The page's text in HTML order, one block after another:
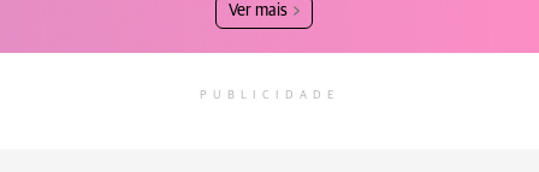
Ver mais
PUBLICIDADE